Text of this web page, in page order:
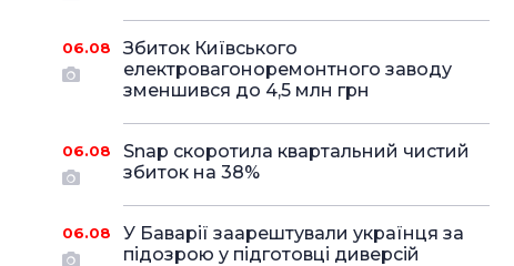
06.08
Збиток Київського
електровагоноремонтного заводу
зменшився до 4,5 млн грн
06.08
Snap скоротила квартальний чистий
збиток на 38%
06.08
У Баварії заарештували українця за
підозрою у підготовці диверсій